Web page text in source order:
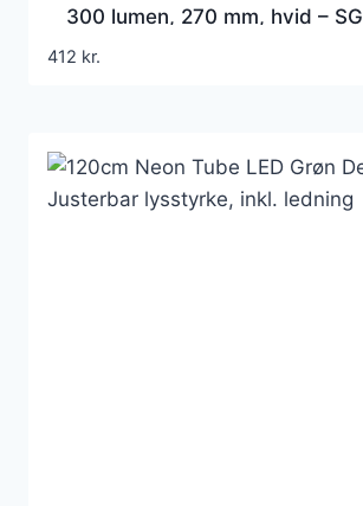
300 lumen, 270 mm, hvid – SG
Armaturen
412 kr.